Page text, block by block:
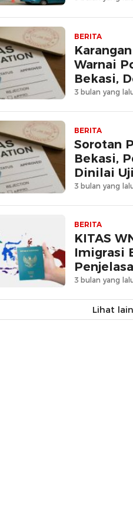
BERITA
Warnai
Bekasi,
3 bulan yang
BERITA
Sorotan
Bekasi,
Dinilai
3 bulan yang
BERITA
KITAS
Imigrasi
3 bulan yang
Lihat